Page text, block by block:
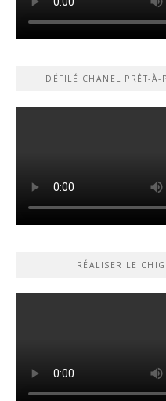
DÉFILÉ CHANEL PRÊT-À-
RÉALISER LE